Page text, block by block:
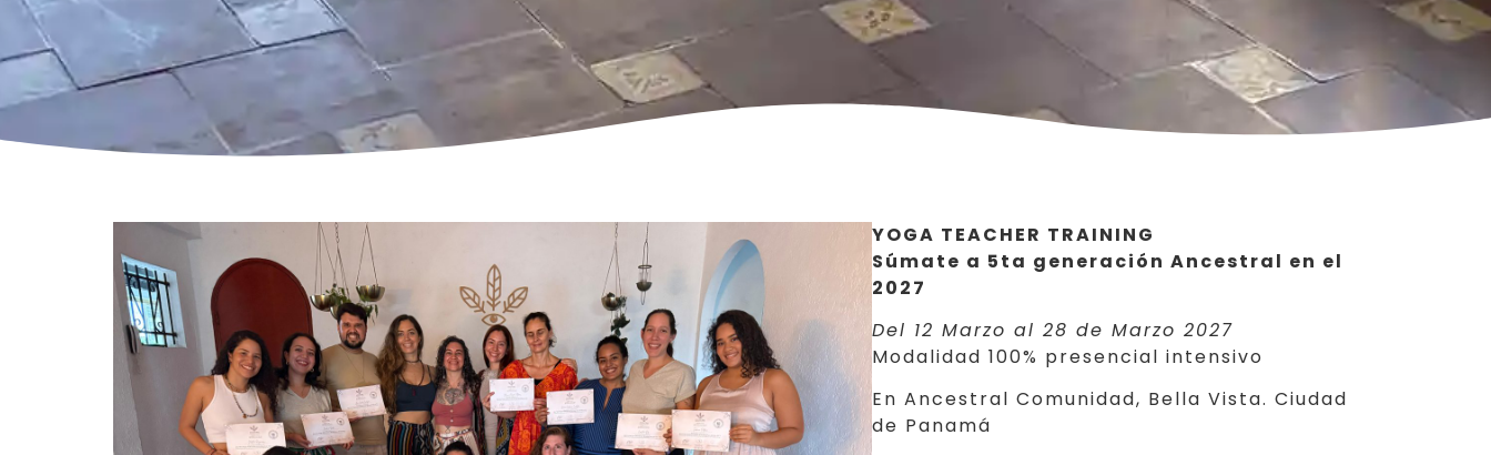
YOGA TEACHER TRAINING
Súmate a 5ta generación Ancestral en el
2027
Del 12 Marzo al 28 de Marzo 2027
Modalidad 100% presencial intensivo
En Ancestral Comunidad, Bella Vista. Ciudad
de Panamá